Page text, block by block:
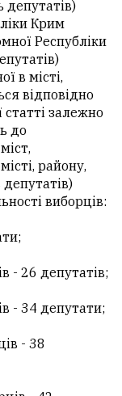
депутатів)
Крим
Республіки
в місті,
відповідно
статті залежно
до
району,
депутатів)
виборців:
- 26 депутатів;
- 34 депутати;
- 38